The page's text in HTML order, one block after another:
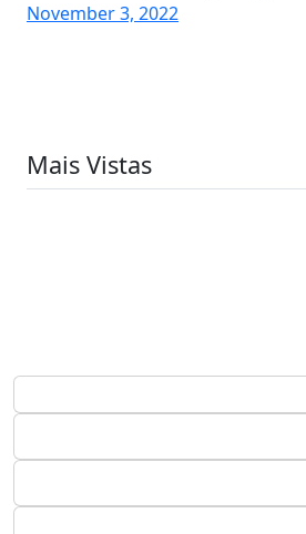
November 3, 2022
Mais Vistas